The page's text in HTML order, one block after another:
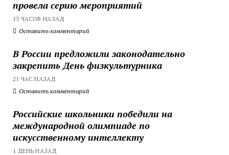
провела серию мероприятий
13 ЧАСОВ НАЗАД
Оставить комментарий
В России предложили законодательно
закрепить День физкультурника
21 ЧАС НАЗАД
Оставить комментарий
Российские школьники победили на
международной олимпиаде по
искусственному интеллекту
1 ДЕНЬ НАЗАД